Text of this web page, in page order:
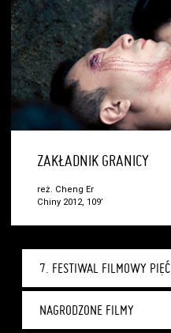
7. FESTIWAL FILMOWY
NAGRODZONE FILMY
ZAKŁADNIK GRANICY
reż. Cheng Er
Chiny 2012, 109’